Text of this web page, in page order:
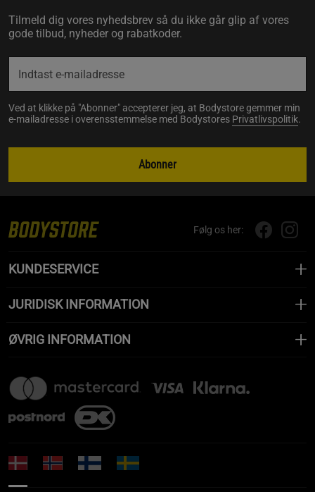
Tilmeld dig vores nyhedsbrev så du ikke går glip af vores
gode tilbud, nyheder og rabatkoder.
Ved at klikke på "Abonner" accepterer jeg, at Bodystore gemmer min
e-mailadresse i overensstemmelse med Bodystores Privatlivspolitik.
Abonner
Følg os her:
KUNDESERVICE
JURIDISK INFORMATION
ØVRIG INFORMATION